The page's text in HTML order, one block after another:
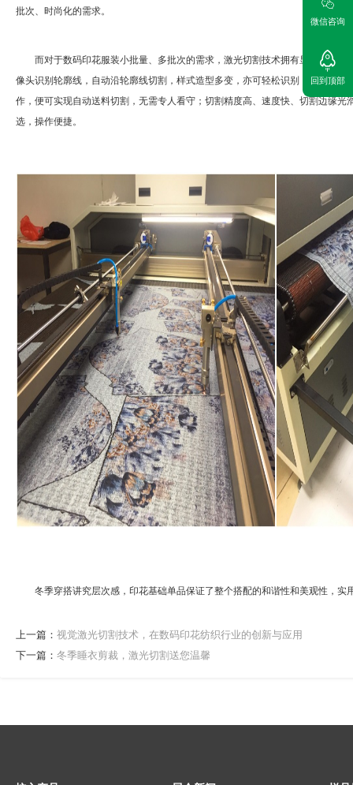
批次、时尚化的需求。
而对于数码印花服装小批量、多批次的需求，激光切割技术拥有显著的优势
像头识别轮廓线，自动沿轮廓线切割，样式造型多变，亦可轻松识别，也可不同
作，便可实现自动送料切割，无需专人看守；切割精度高、速度快、切割边缘光
选，操作便捷。
冬季穿搭讲究层次感， 印花基础单品保证了整个搭配的和谐性和美观性，实
上一篇： 视觉激光切割技术，在数码印花纺织行业的创新与应用
下一篇： 冬季睡衣剪裁，激光切割送您温馨
微信咨询
回到顶部